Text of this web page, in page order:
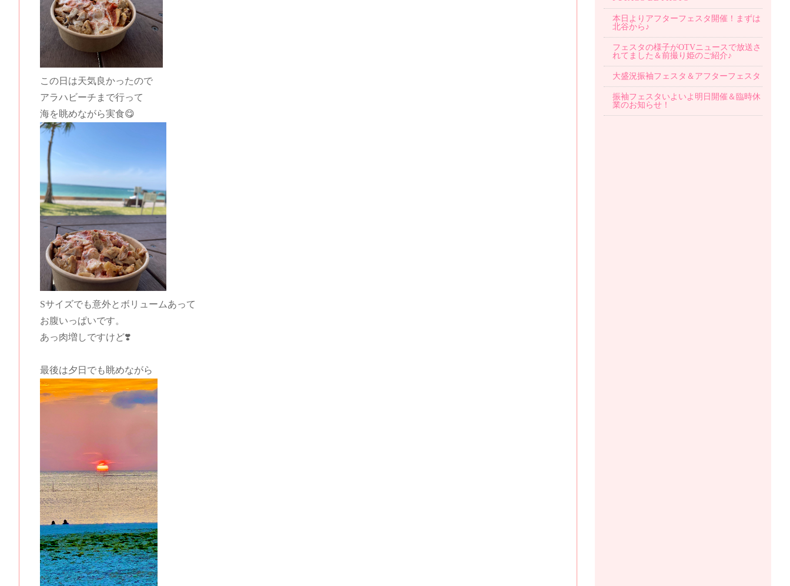
この日は天気良かったので
アラハビーチまで行って
海を眺めながら実食😋
Sサイズでも意外とボリュームあって
お腹いっぱいです。
あっ肉増しですけど❣️
最後は夕日でも眺めながら
本日よりアフターフェスタ開催！まずは
北谷から♪
フェスタの様子がOTVニュースで放送さ
れてました＆前撮り姫のご紹介♪
大盛況振袖フェスタ＆アフターフェスタ
振袖フェスタいよいよ明日開催＆臨時休
業のお知らせ！